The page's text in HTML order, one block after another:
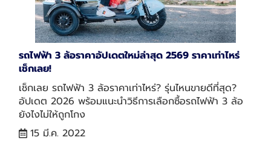
รถไฟฟ้า 3 ล้อราคาอัปเดตใหม่ล่าสุด 2569 ราคาเท่าไหร่
เช็กเลย!
เช็กเลย รถไฟฟ้า 3 ล้อราคาเท่าไหร่? รุ่นไหนขายดีที่สุด?
อัปเดต 2026 พร้อมแนะนำวิธีการเลือกซื้อรถไฟฟ้า 3 ล้อ
ยังไงไม่ให้ถูกโกง
15 มี.ค. 2022